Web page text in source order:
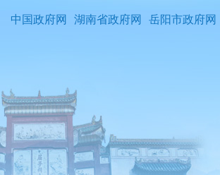
中国政府网 湖南省政府网 岳阳市政府网